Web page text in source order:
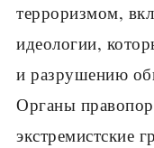
терроризмом,
идеологии,
и разрушению
Органы
экстремистские